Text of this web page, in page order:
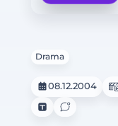
Drama
08.12.2004